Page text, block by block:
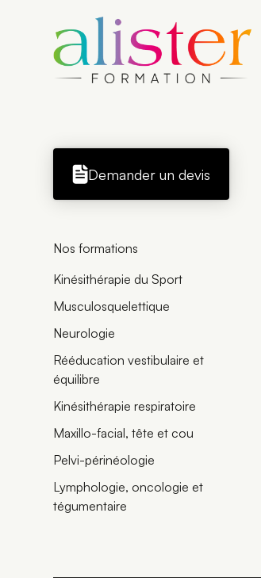
Demander un devis
Nos formations
Kinésithérapie du Sport
Musculosquelettique
Neurologie
Rééducation vestibulaire et
équilibre
Kinésithérapie respiratoire
Maxillo-facial, tête et cou
Pelvi-périnéologie
Lymphologie, oncologie et
tégumentaire